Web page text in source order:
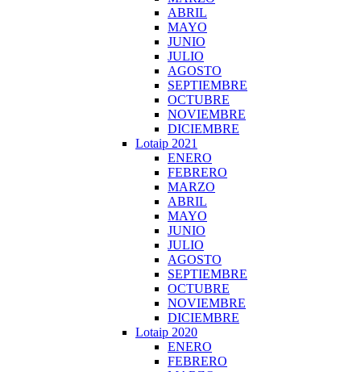
ABRIL
MAYO
JUNIO
JULIO
AGOSTO
SEPTIEMBRE
OCTUBRE
NOVIEMBRE
DICIEMBRE
Lotaip 2021
ENERO
FEBRERO
MARZO
ABRIL
MAYO
JUNIO
JULIO
AGOSTO
SEPTIEMBRE
OCTUBRE
NOVIEMBRE
DICIEMBRE
Lotaip 2020
ENERO
FEBRERO